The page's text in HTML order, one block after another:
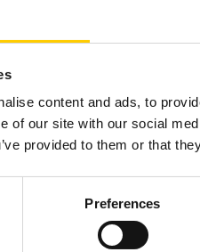
content and ads, to
of our site with our social
provided to them or that
Preferences